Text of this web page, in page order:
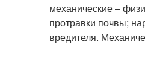
механические –
протравки почвы;
вредителя.